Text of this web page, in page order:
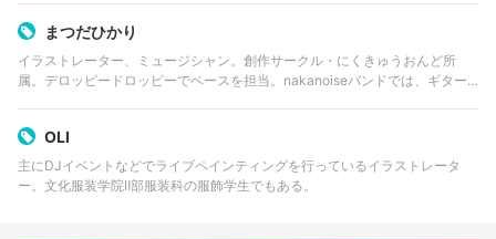
まつだひかり
イラストレーター、ミュージシャン。創作サークル・にくきゅうおんど所
属。デロッピードロッピーでベースを担当。nakanoiseバンドでは、ギター
OLI
主にDJイベントなどでライブペインティングを行っているイラストレータ
ー。文化服装学院Ⅱ部服装科の服飾学生でもある。